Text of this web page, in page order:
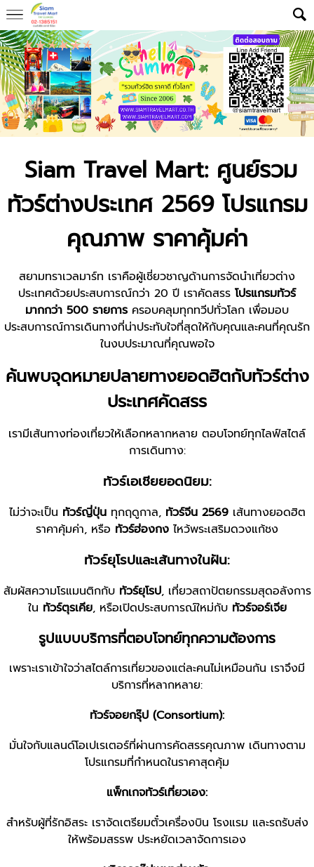
Siam Travel Mart: ศูนย์รวม
ทัวร์ต่างประเทศ 2569 โปรแกรม
คุณภาพ ราคาคุ้มค่า
สยามทราเวลมาร์ท เราคือผู้เชี่ยวชาญด้านการจัดนำเที่ยวต่าง
ประเทศด้วยประสบการณ์กว่า 20 ปี เราคัดสรร โปรแกรมทัวร์
มากกว่า 500 รายการ ครอบคลุมทุกทวีปทั่วโลก เพื่อมอบ
ประสบการณ์การเดินทางที่น่าประทับใจที่สุดให้กับคุณและคนที่คุณรัก
ในงบประมาณที่คุณพอใจ
ค้นพบจุดหมายปลายทางยอดฮิตกับทัวร์ต่าง
ประเทศคัดสรร
เรามีเส้นทางท่องเที่ยวให้เลือกหลากหลาย ตอบโจทย์ทุกไลฟ์สไตล์
การเดินทาง:
ทัวร์เอเชียยอดนิยม:
ไม่ว่าจะเป็น ทัวร์ญี่ปุ่นทุกฤดูกาล, ทัวร์จีน 2569เส้นทางยอดฮิต
ราคาคุ้มค่า, หรือ ทัวร์ฮ่องกง ไหว้พระเสริมดวงแก้ชง
ทัวร์ยุโรปและเส้นทางในฝัน:
สัมผัสความโรแมนติกกับ ทัวร์ยุโรป, เที่ยวสถาปัตยกรรมสุดอลังการ
ใน ทัวร์ตุรเคีย, หรือเปิดประสบการณ์ใหม่กับ ทัวร์จอร์เจีย
รูปแบบบริการที่ตอบโจทย์ทุกความต้องการ
เพราะเราเข้าใจว่าสไตล์การเที่ยวของแต่ละคนไม่เหมือนกัน เราจึงมี
บริการที่หลากหลาย:
ทัวร์จอยกรุ๊ป (Consortium):
มั่นใจกับแลนด์โอเปเรเตอร์ที่ผ่านการคัดสรรคุณภาพ เดินทางตาม
โปรแกรมที่กำหนดในราคาสุดคุ้ม
แพ็กเกจทัวร์เที่ยวเอง:
สำหรับผู้ที่รักอิสระ เราจัดเตรียมตั๋วเครื่องบิน โรงแรม และรถรับส่ง
ให้พร้อมสรรพ ประหยัดเวลาจัดการเอง